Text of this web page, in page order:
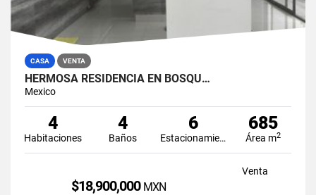
CASA VENTA
HERMOSA RESIDENCIA EN BOSQU…
Mexico
4
Habitaciones
4
Baños
6
Estacionamiento
685
Área m2
Venta
$18,900,000 MXN